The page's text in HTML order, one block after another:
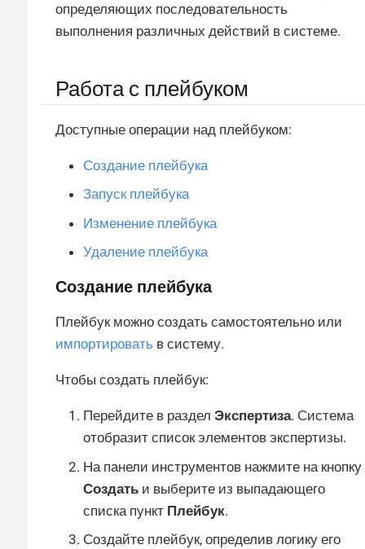
определяющих последовательность
выполнения различных действий в системе.
Работа с плейбуком
Доступные операции над плейбуком:
Создание плейбука
Запуск плейбука
Изменение плейбука
Удаление плейбука
Создание плейбука
Плейбук можно создать самостоятельно или
импортировать в систему.
Чтобы создать плейбук:
Перейдите в раздел Экспертиза. Система
отобразит список элементов экспертизы.
На панели инструментов нажмите на кнопку
Создать и выберите из выпадающего
списка пункт Плейбук.
Создайте плейбук, определив логику его